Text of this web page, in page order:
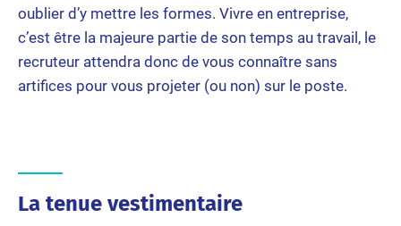
oublier d’y mettre les formes. Vivre en entreprise,
c’est être la majeure partie de son temps au travail, le
recruteur attendra donc de vous connaître sans
artifices pour vous projeter (ou non) sur le poste.
La tenue vestimentaire